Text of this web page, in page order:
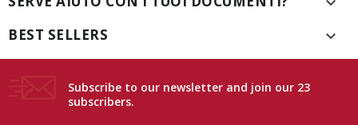
BEST SELLERS 
Subscribe to our newsletter and join our 23
subscribers.